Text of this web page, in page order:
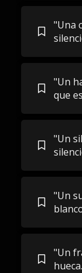
"Una
"Un
que
"Un
"Un
"Un